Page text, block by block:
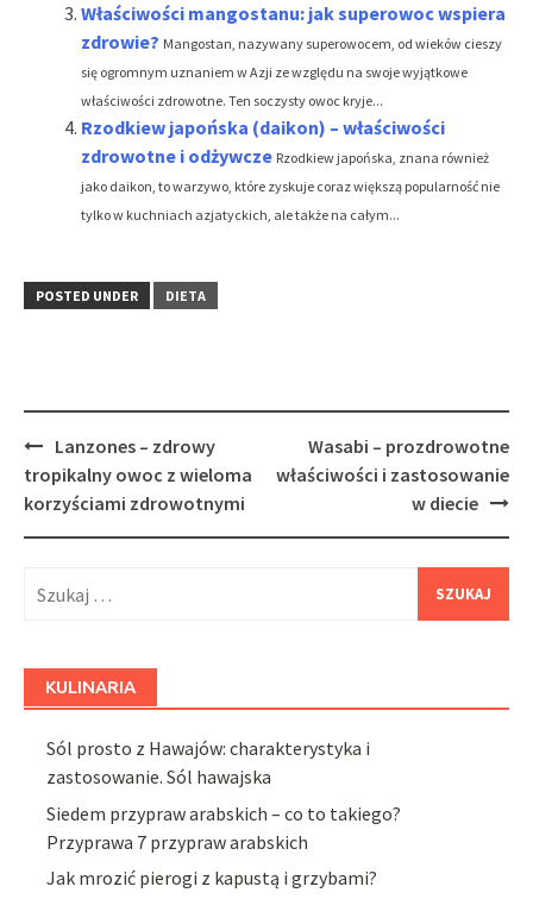
Właściwości mangostanu: jak superowoc wspiera
zdrowie? Mangostan, nazywany superowocem, od wieków cieszy
się ogromnym uznaniem w Azji ze względu na swoje wyjątkowe
właściwości zdrowotne. Ten soczysty owoc kryje...
Rzodkiew japońska (daikon) – właściwości
zdrowotne i odżywcze Rzodkiew japońska, znana również
jako daikon, to warzywo, które zyskuje coraz większą popularność nie
tylko w kuchniach azjatyckich, ale także na całym...
POSTED UNDER DIETA
Post
navigation
Lanzones – zdrowy
tropikalny owoc z wieloma
korzyściami zdrowotnymi
Wasabi – prozdrowotne
właściwości i zastosowanie
w diecie
KULINARIA
Sól prosto z Hawajów: charakterystyka i
zastosowanie. Sól hawajska
Siedem przypraw arabskich – co to takiego?
Przyprawa 7 przypraw arabskich
Jak mrozić pierogi z kapustą i grzybami?